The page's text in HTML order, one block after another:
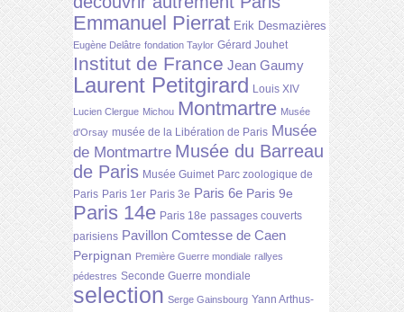
Emmanuel Pierrat Erik Desmazières
Eugène Delâtre fondation Taylor Gérard Jouhet
Institut de France Jean Gaumy
Laurent Petitgirard Louis XIV
Lucien Clergue Michou Montmartre Musée
d'Orsay musée de la Libération de Paris Musée
de Montmartre Musée du Barreau
de Paris Musée Guimet Parc zoologique de
Paris Paris 1er Paris 3e Paris 6e Paris 9e
Paris 14e Paris 18e passages couverts
parisiens Pavillon Comtesse de Caen
Perpignan Première Guerre mondiale rallyes
pédestres Seconde Guerre mondiale
selection Serge Gainsbourg Yann Arthus-